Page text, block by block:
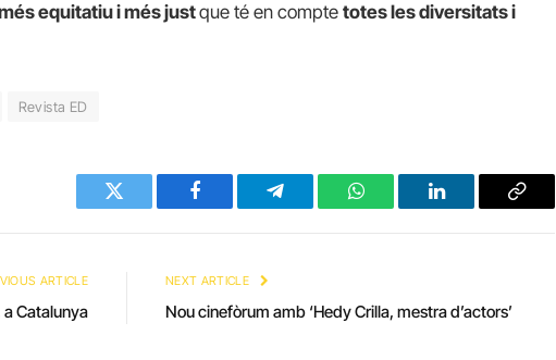
equitatiu i més justque té en compte totes les diversitats i
Revista ED
Twitter Facebook Telegram WhatsAppLinkedIn Copy
ARTICLE
a Catalunya
NEXT ARTICLE
Nou cinefòrum amb ‘Hedy Crilla, mestra d’actors’